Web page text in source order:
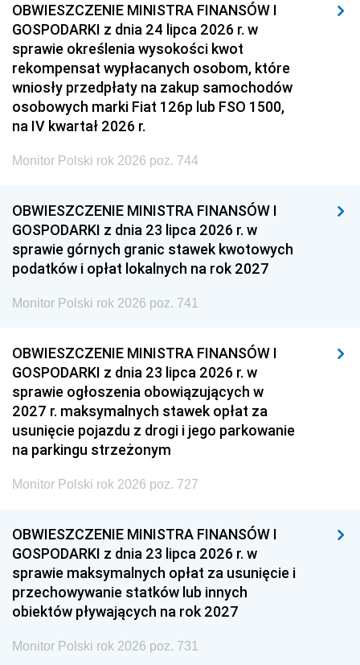
OBWIESZCZENIE MINISTRA FINANSÓW I
GOSPODARKI z dnia 24 lipca 2026 r. w
sprawie określenia wysokości kwot
rekompensat wypłacanych osobom, które
wniosły przedpłaty na zakup samochodów
osobowych marki Fiat 126p lub FSO 1500,
na IV kwartał 2026 r.
Monitor Polski rok 2026 poz. 744
OBWIESZCZENIE MINISTRA FINANSÓW I
GOSPODARKI z dnia 23 lipca 2026 r. w
sprawie górnych granic stawek kwotowych
podatków i opłat lokalnych na rok 2027
Monitor Polski rok 2026 poz. 741
OBWIESZCZENIE MINISTRA FINANSÓW I
GOSPODARKI z dnia 23 lipca 2026 r. w
sprawie ogłoszenia obowiązujących w
2027 r. maksymalnych stawek opłat za
usunięcie pojazdu z drogi i jego parkowanie
na parkingu strzeżonym
Monitor Polski rok 2026 poz. 727
OBWIESZCZENIE MINISTRA FINANSÓW I
GOSPODARKI z dnia 23 lipca 2026 r. w
sprawie maksymalnych opłat za usunięcie i
przechowywanie statków lub innych
obiektów pływających na rok 2027
Monitor Polski rok 2026 poz. 731